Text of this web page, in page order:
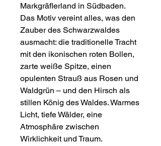
Markgräflerland in Südbaden.
Das Motiv vereint alles, was den
Zauber des Schwarzwaldes
ausmacht: die traditionelle Tracht
mit den ikonischen roten Bollen,
zarte weiße Spitze, einen
opulenten Strauß aus Rosen und
Waldgrün – und den Hirsch als
stillen König des Waldes. Warmes
Licht, tiefe Wälder, eine
Atmosphäre zwischen
Wirklichkeit und Traum.